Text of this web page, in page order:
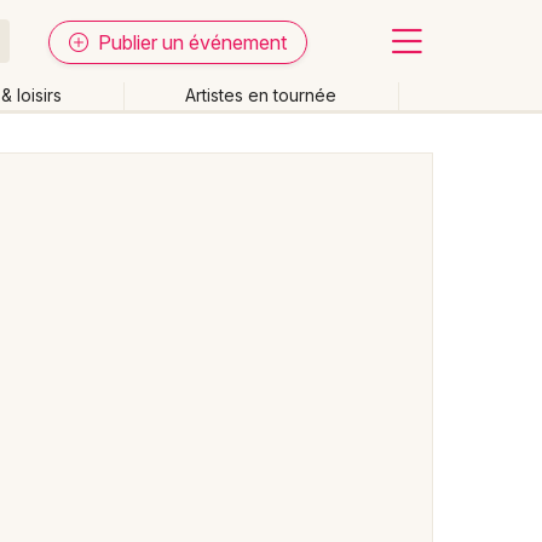
Publier un événement
loisirs Artistes en tournée